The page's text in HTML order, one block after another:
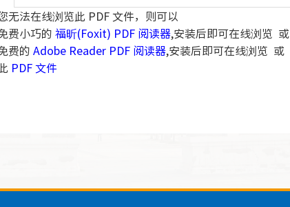
无法在线浏览此 PDF 文件，则可以
费小巧的福昕(Foxit) PDF 阅读器,安装后即可在线浏览 或
费的Adobe Reader PDF 阅读器,安装后即可在线浏览 或
PDF 文件